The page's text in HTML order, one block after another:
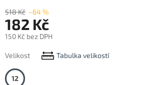
518 Kč –64 %
182 Kč
150 Kč bez DPH
cena:
Velikost Tabulka velikostí
12